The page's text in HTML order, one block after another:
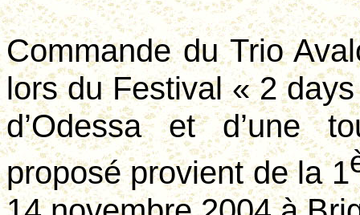
Commande du Trio
lors du Festival « 2days
d’Odessa et d’une
proposé provient de la 1